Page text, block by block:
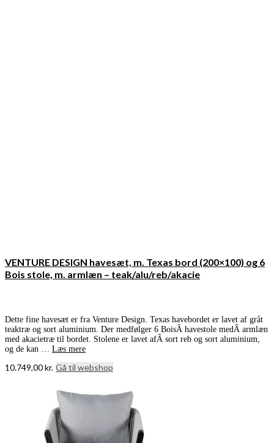
VENTURE DESIGN havesæt, m. Texas bord (200×100) og 6
Bois stole, m. armlæn – teak/alu/reb/akacie
Dette fine havesæt er fra Venture Design. Texas havebordet er lavet af gråt
teaktræ og sort aluminium. Der medfølger 6 BoisÂ havestole medÂ armlæn
med akacietræ til bordet. Stolene er lavet afÂ sort reb og sort aluminium,
og de kan … Læs mere
10.749,00kr. Gå til webshop